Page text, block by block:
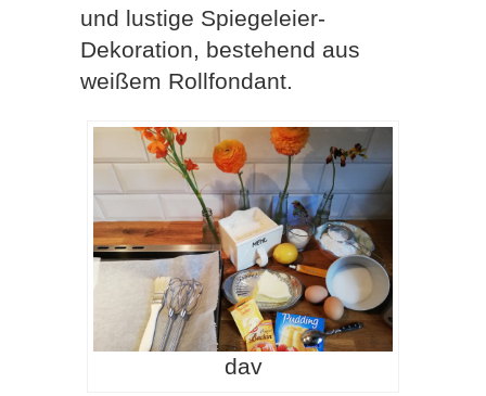
und lustige Spiegeleier-
Dekoration, bestehend aus
weißem Rollfondant.
dav